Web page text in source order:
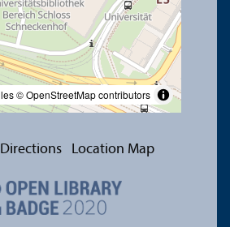
© OpenStreetMap contributors
Location Map